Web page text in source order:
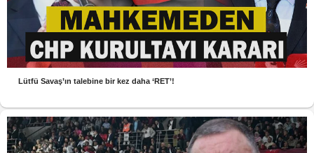
Lütfü Savaş’ın talebine bir kez daha ‘RET’!